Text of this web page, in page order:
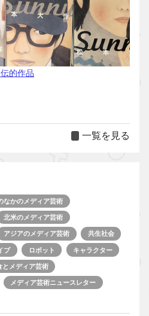
的作品
一覧を見る
なかのメディア芸術
北米のメディア芸術
アジアのメディア芸術 共生社会
ブ ロボット キャラクター
とメディア芸術
メディア芸術ニュースレター